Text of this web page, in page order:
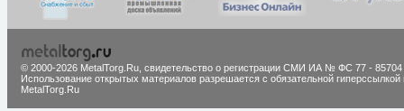
© 2000-2026 MetalTorg.Ru, cвидетельство о регистрации СМИ ИА № ФС 77 - 85704
Использование открытых материалов разрешается с обязательной гиперссылкой
MetalTorg.Ru